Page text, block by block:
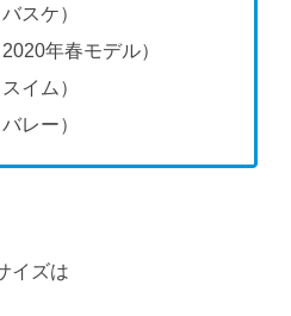
スケ）
年春モデル）
イム）
レー）
イズは